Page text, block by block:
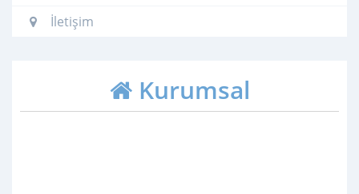
İletişim
Kurumsal